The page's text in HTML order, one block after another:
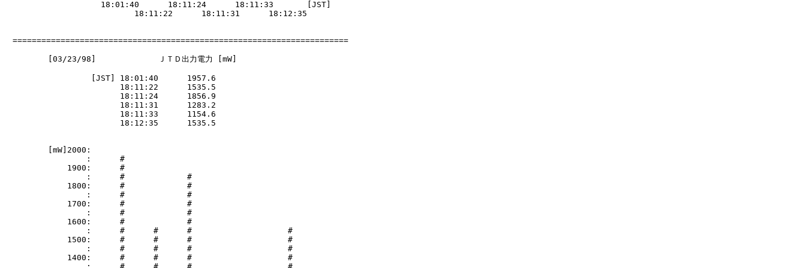
                    18:01:40      18:11:24      18:11:33       [JST]
                           18:11:22      18:11:31      18:12:35
======================================================================
         [03/23/98]             ＪＴＤ出力電力 [mW]
                  [JST] 18:01:40      1957.6
                        18:11:22      1535.5
                        18:11:24      1856.9
                        18:11:31      1283.2
                        18:11:33      1154.6
                        18:12:35      1535.5
         [mW]2000:
                 :      #
             1900:      #
                 :      #             #
             1800:      #             #
                 :      #             #
             1700:      #             #
                 :      #             #
             1600:      #             #
                 :      #      #      #                    #
             1500:      #      #      #                    #
                 :      #      #      #                    #
             1400:      #      #      #                    #